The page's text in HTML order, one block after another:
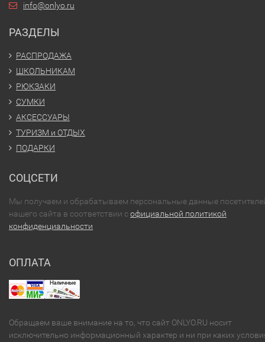
info@onlyo.ru
РАЗДЕЛЫ
РАСПРОДАЖА
ШКОЛЬНИКАМ
РЮКЗАКИ
СУМКИ
АКСЕССУАРЫ
ТУРИЗМ и ОТДЫХ
ПОДАРКИ
СОЦСЕТИ
Мы получаем и обрабатываем персональные данные
нашего сайта в соответствии софициальной политикой
конфиденциальности
ОПЛАТА
Обращаем ваше внимание на то, что сайт ONLYO.RU носит
исключительно информационный характер и ни при каких